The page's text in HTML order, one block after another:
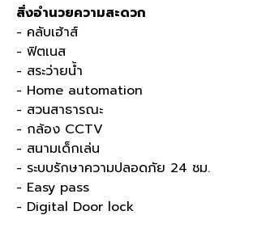
สิ่งอำนวยความสะดวก
- คลับเฮ้าส์
- ฟิตเนส
- สระว่ายน้ำ
- Home automation
- สวนสาธารณะ
- กล้อง CCTV
- สนามเด็กเล่น
- ระบบรักษาความปลอดภัย 24 ชม.
- Easy pass
- Digital Door lock